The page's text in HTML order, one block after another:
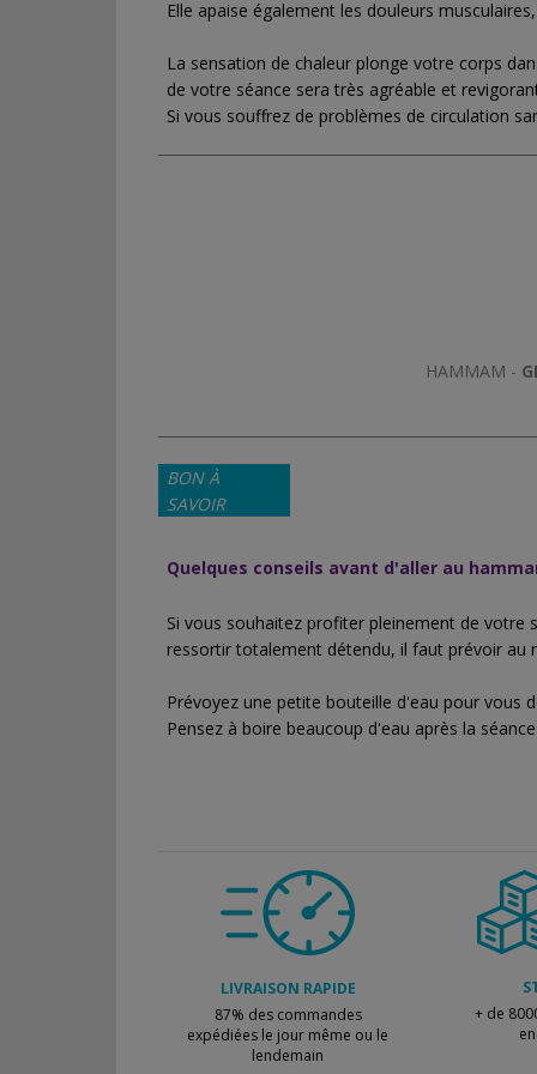
Elle apaise également les douleurs
La sensation de chaleur plonge votre corps
de votre séance sera très agréable et
Si vous souffrez de problèmes de circulation
HAMMAM -
BON À
SAVOIR
Quelques conseils avant d'aller au
Si vous souhaitez profiter pleinement de votre
ressortir totalement détendu, il faut prévoir au
Prévoyez une petite bouteille d'eau pour vous
Pensez à boire beaucoup d'eau après la
LIVRAISON RAPIDE
87% des commandes
expédiées le jour même ou le
lendemain
+ de